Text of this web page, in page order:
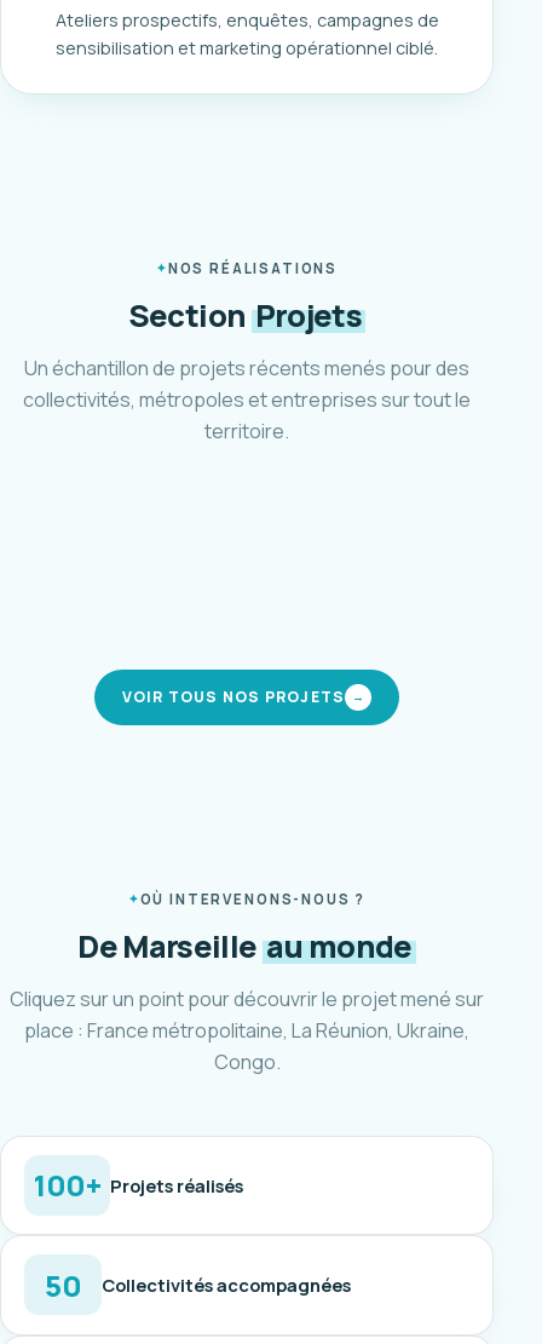
Ateliers prospectifs, enquêtes, campagnes de
sensibilisation et marketing opérationnel ciblé.
NOS RÉALISATIONS
Section Projets
Un échantillon de projets récents menés pour des
collectivités, métropoles et entreprises sur tout le
territoire.
Plan marche et vélo d'Aubagne
VOIR TOUS NOS PROJETS →
OÙ INTERVENONS-NOUS ?
De Marseille au monde
Cliquez sur un point pour découvrir le projet mené sur
place : France métropolitaine, La Réunion, Ukraine,
Congo.
100+ Projets réalisés
50 Collectivités accompagnées